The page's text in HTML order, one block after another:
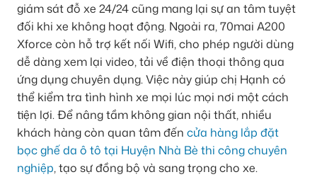
giám sát đỗ xe 24/24 cũng mang lại sự an tâm tuyệt
đối khi xe không hoạt động. Ngoài ra, 70mai A200
Xforce còn hỗ trợ kết nối Wifi, cho phép người dùng
dễ dàng xem lại video, tải về điện thoại thông qua
ứng dụng chuyên dụng. Việc này giúp chị Hạnh có
thể kiểm tra tình hình xe mọi lúc mọi nơi một cách
tiện lợi. Để nâng tầm không gian nội thất, nhiều
khách hàng còn quan tâm đến cửa hàng lắp đặt
bọc ghế da ô tô tại Huyện Nhà Bè thi công chuyên
nghiệp, tạo sự đồng bộ và sang trọng cho xe.